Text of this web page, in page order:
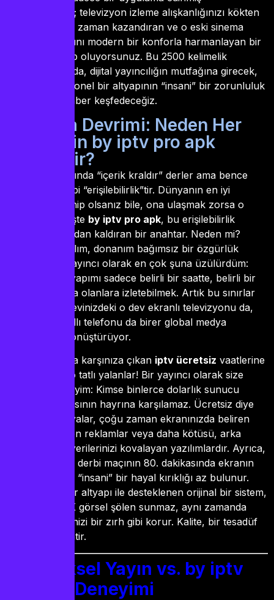
olmuyorsunuz; televizyon izleme alışkanlığınızı kökten
değiştiren, size zaman kazandıran ve o eski sinema
gecelerinin tadını modern bir konforla harmanlayan bir
deneyime sahip oluyorsunuz. Bu 2500 kelimelik
yolculuğumuzda, dijital yayıncılığın mutfağına girecek,
neden profesyonel bir altyapının “insani” bir zorunluluk
olduğunu beraber keşfedeceğiz.
1. Medya Devrimi: Neden Her
Ekran İçin by iptv pro apk
Gereklidir?
Medya dünyasında “içerik kraldır” derler ama bence
tahtın asıl sahibi “erişilebilirlik”tir. Dünyanın en iyi
belgeseline sahip olsanız bile, ona ulaşmak zorsa o
içerik ölüdür. İşte by iptv pro apk, bu erişilebilirlik
sorununu ortadan kaldıran bir anahtar. Neden mi?
Çünkü bu yazılım, donanım bağımsız bir özgürlük
sunuyor. Bir yayıncı olarak en çok şuna üzülürdüm:
Muazzam bir yapımı sadece belirli bir saatte, belirli bir
cihazın başında olanlara izletebilmek. Artık bu sınırlar
yok. Bu APK, evinizdeki o dev ekranlı televizyonu da,
cebinizdeki akıllı telefonu da birer global medya
istasyonuna dönüştürüyor.
Piyasada çokça karşınıza çıkan iptv ücretsiz vaatlerine
gelince… Ah, o tatlı yalanlar! Bir yayıncı olarak size
açıkça söyleyeyim: Kimse binlerce dolarlık sunucu
maliyetini babasının hayrına karşılamaz. Ücretsiz diye
indirilen o dosyalar, çoğu zaman ekranınızda beliren
bitmek bilmeyen reklamlar veya daha kötüsü, arka
planda kişisel verilerinizi kovalayan yazılımlardır. Ayrıca,
o en heyecanlı derbi maçının 80. dakikasında ekranın
donması kadar “insani” bir hayal kırıklığı az bulunur.
Profesyonel bir altyapı ile desteklenen orijinal bir sistem,
size sadece 4K görsel şölen sunmaz, aynı zamanda
dijital güvenliğinizi bir zırh gibi korur. Kalite, bir tesadüf
değil, bir tercihtir.
Geleneksel Yayın vs. by iptv
pro apk Deneyimi